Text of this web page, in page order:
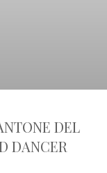
DEL
DANCER